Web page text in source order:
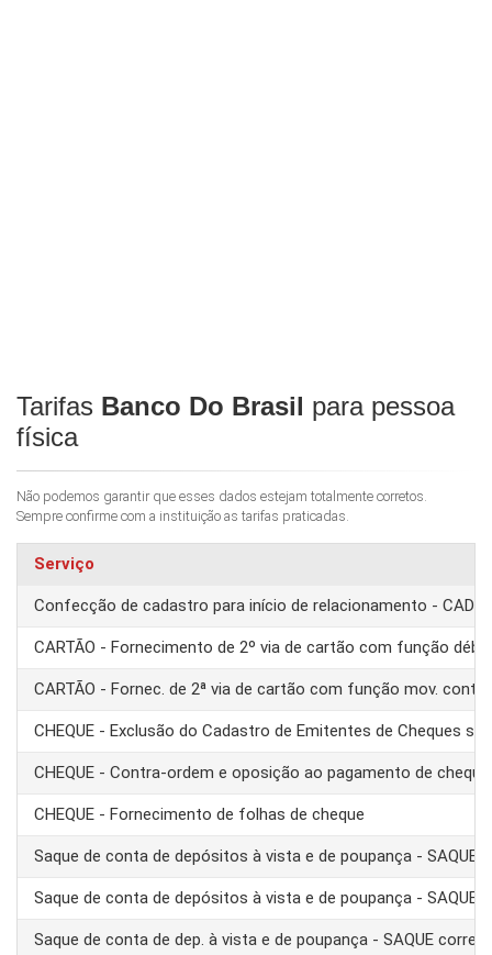
Tarifas Banco Do Brasil para pessoa
física
Não podemos garantir que esses dados estejam totalmente corretos.
Sempre confirme com a instituição as tarifas praticadas.
Serviço
Confecção de cadastro para início de relacionamento -
CARTÃO - Fornecimento de 2º via de cartão com função
CARTÃO - Fornec. de 2ª via de cartão com função mov. conta
CHEQUE - Exclusão do Cadastro de Emitentes de Cheques
CHEQUE - Contra-ordem e oposição ao pagamento de cheque
CHEQUE - Fornecimento de folhas de cheque
Saque de conta de depósitos à vista e de poupança - SAQUE
Saque de conta de depósitos à vista e de poupança - SAQUE
Saque de conta de dep. à vista e de poupança - SAQUE